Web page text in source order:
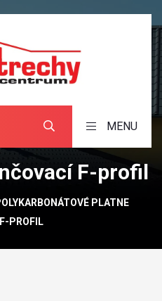
MENU
F-profil
PLATNE
PROFIL